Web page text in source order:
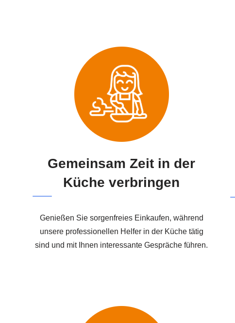
Gemeinsam Zeit in der
Küche verbringen
Genießen Sie sorgenfreies Einkaufen, während
unsere professionellen Helfer in der Küche tätig
sind und mit Ihnen interessante Gespräche führen.